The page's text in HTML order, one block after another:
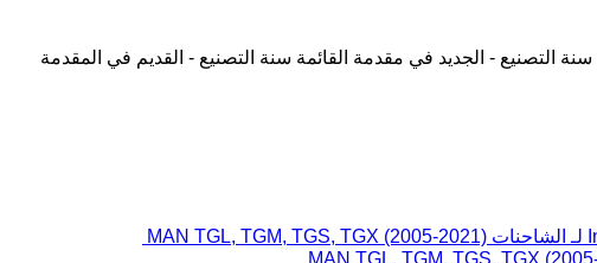
سنة التصنيع - الجديد في مقدمة القائمة سنة التصنيع - القديم في المقدمة